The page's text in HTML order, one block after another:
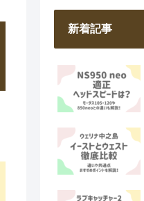
新着記事